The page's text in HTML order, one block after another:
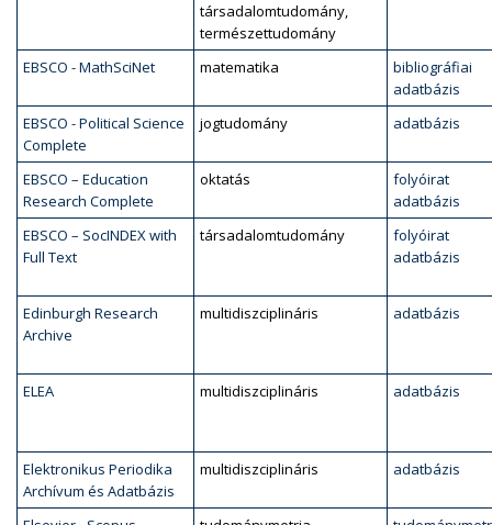
társadalomtudomány,
természettudomány
EBSCO - MathSciNet matematika
bibliográfiai
adatbázis
EBSCO - Political Science
Complete
jogtudomány adatbázis
EBSCO – Education
Research Complete
oktatás
folyóirat
adatbázis
EBSCO – SocINDEX with
Full Text
társadalomtudomány
folyóirat
adatbázis
Edinburgh Research
Archive
multidiszciplináris adatbázis
ELEA multidiszciplináris adatbázis
Elektronikus Periodika
Archívum és Adatbázis
multidiszciplináris adatbázis